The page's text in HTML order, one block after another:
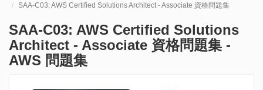
SAA-C03: AWS Certified Solutions Architect - Associate 資格問題集
SAA-C03: AWS Certified Solutions
Architect - Associate 資格問題集 -
AWS 問題集